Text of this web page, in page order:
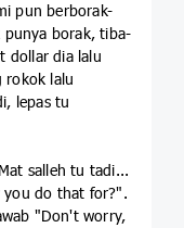
pun berborak-
punya borak, tiba-
dollar dia lalu
rokok lalu
lepas tu
salleh tu tadi...
you do that for?".
"Don't worry,